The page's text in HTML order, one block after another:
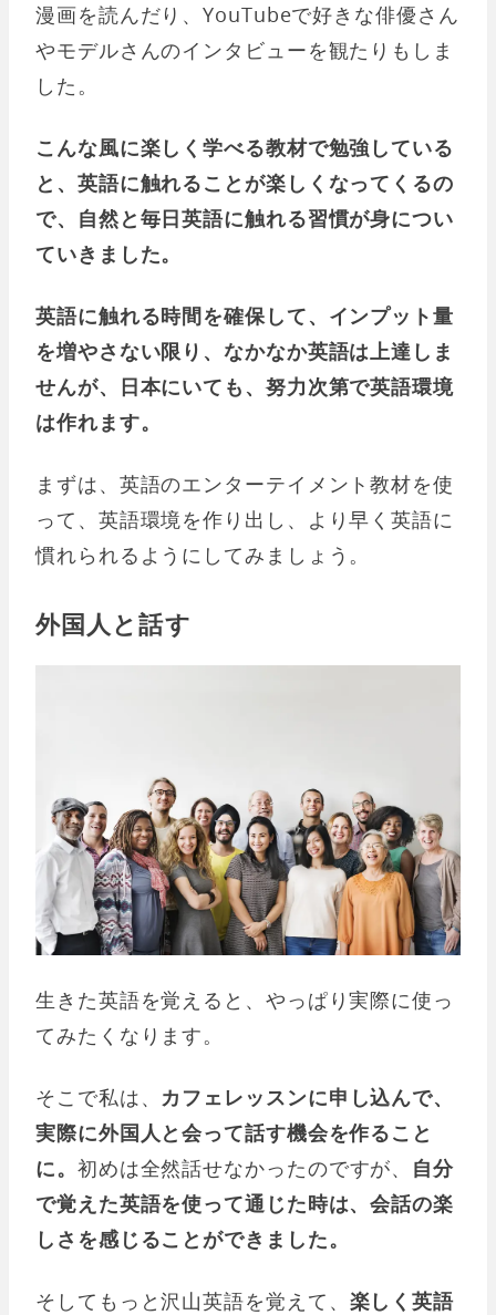
漫画を読んだり、YouTubeで好きな俳優さん
やモデルさんのインタビューを観たりもしま
した。
こんな風に楽しく学べる教材で勉強している
と、英語に触れることが楽しくなってくるの
で、自然と毎日英語に触れる習慣が身につい
ていきました。
英語に触れる時間を確保して、インプット量
を増やさない限り、なかなか英語は上達しま
せんが、日本にいても、努力次第で英語環境
は作れます。
まずは、英語のエンターテイメント教材を使
って、英語環境を作り出し、より早く英語に
慣れられるようにしてみましょう。
外国人と話す
生きた英語を覚えると、やっぱり実際に使っ
てみたくなります。
そこで私は、 カフェレッスンに申し込んで、
実際に外国人と会って話す機会を作ること
に。 初めは全然話せなかったのですが、 自分
で覚えた英語を使って通じた時は、会話の楽
しさを感じることができました。
そしてもっと沢山英語を覚えて、 楽しく英語